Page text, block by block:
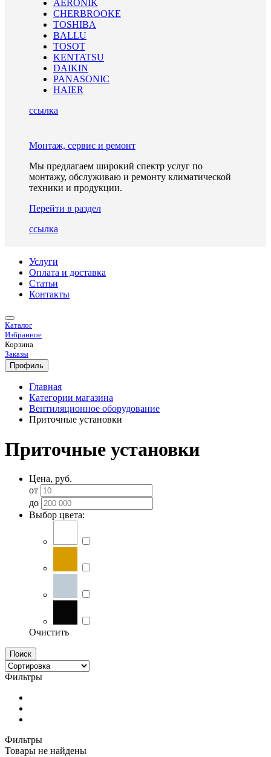
AERONIK
CHERBROOKE
TOSHIBA
BALLU
TOSOT
KENTATSU
DAIKIN
PANASONIC
HAIER
ссылка
Монтаж, сервис и ремонт
Мы предлагаем широкий спектр услуг по
монтажу, обслуживаю и ремонту климатической
техники и продукции.
Перейти в раздел
ссылка
Услуги
Оплата и доставка
Статьи
Контакты
Каталог
Избранное
Корзина
Заказы
Профиль
Главная
Категории магазина
Вентиляционное оборудование
Приточные установки
Приточные установки
Цена, руб.
от
до
Выбор цвета:
Очистить
Поиск
Фильтры
Фильтры
Товары не найдены